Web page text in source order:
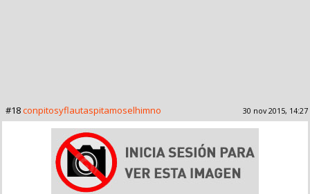
#18conpitosyflautaspitamoselhimno 30 nov 2015, 14:27